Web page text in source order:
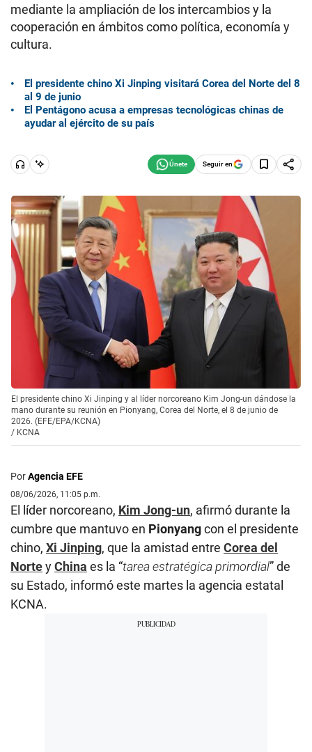
mediante la ampliación de los intercambios y la
cooperación en ámbitos como política, economía y
cultura.
El presidente chino Xi Jinping visitará Corea del Norte del 8
al 9 de junio
El Pentágono acusa a empresas tecnológicas chinas de
ayudar al ejército de su país
Seguir en
El presidente chino Xi Jinping y al líder norcoreano Kim Jong-un dándose la
mano durante su reunión en Pionyang, Corea del Norte, el 8 de junio de
2026. (EFE/EPA/KCNA)
/ KCNA
PorAgencia EFE
08/06/2026, 11:05 p.m.
El líder norcoreano, Kim Jong-un, afirmó durante la
cumbre que mantuvo en Pionyangcon el presidente
chino, Xi Jinping, que la amistad entre Corea del
NorteyChina es la “tarea estratégica primordial” de
su Estado, informó este martes la agencia estatal
KCNA.